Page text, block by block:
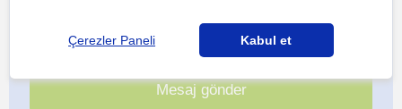
politikamızı
kabul etmiş olursunuz
Çerezler Paneli Kabul et